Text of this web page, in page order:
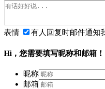
表情 有人回复时邮件通知
Hi，您需要填写昵称和邮箱！
昵称
邮箱